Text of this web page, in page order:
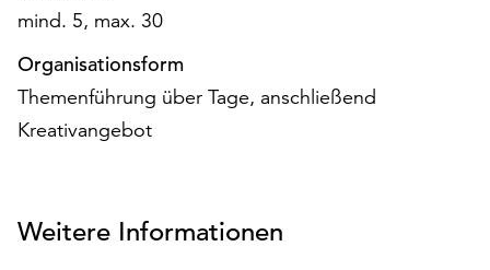
Cookies
anpassen,
erreichen
Sie
die
Schaltfläche
mind. 5, max. 30
Organisationsform
Themenführung über Tage, anschließend
Kreativangebot
Weitere Informationen